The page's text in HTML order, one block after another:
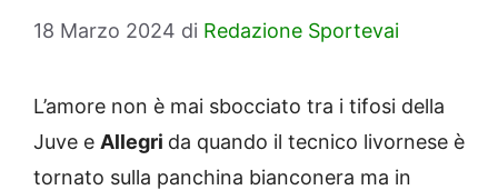
18 Marzo 2024 di Redazione Sportevai
L’amore non è mai sbocciato tra i tifosi della
Juve e Allegri da quando il tecnico livornese è
tornato sulla panchina bianconera ma in